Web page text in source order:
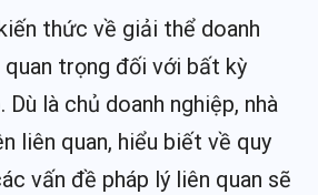
thức về giải thể doanh
quan trọng đối với bất kỳ
Dù là chủ doanh nghiệp, nhà
liên quan, hiểu biết về quy
vấn đề pháp lý liên quan sẽ